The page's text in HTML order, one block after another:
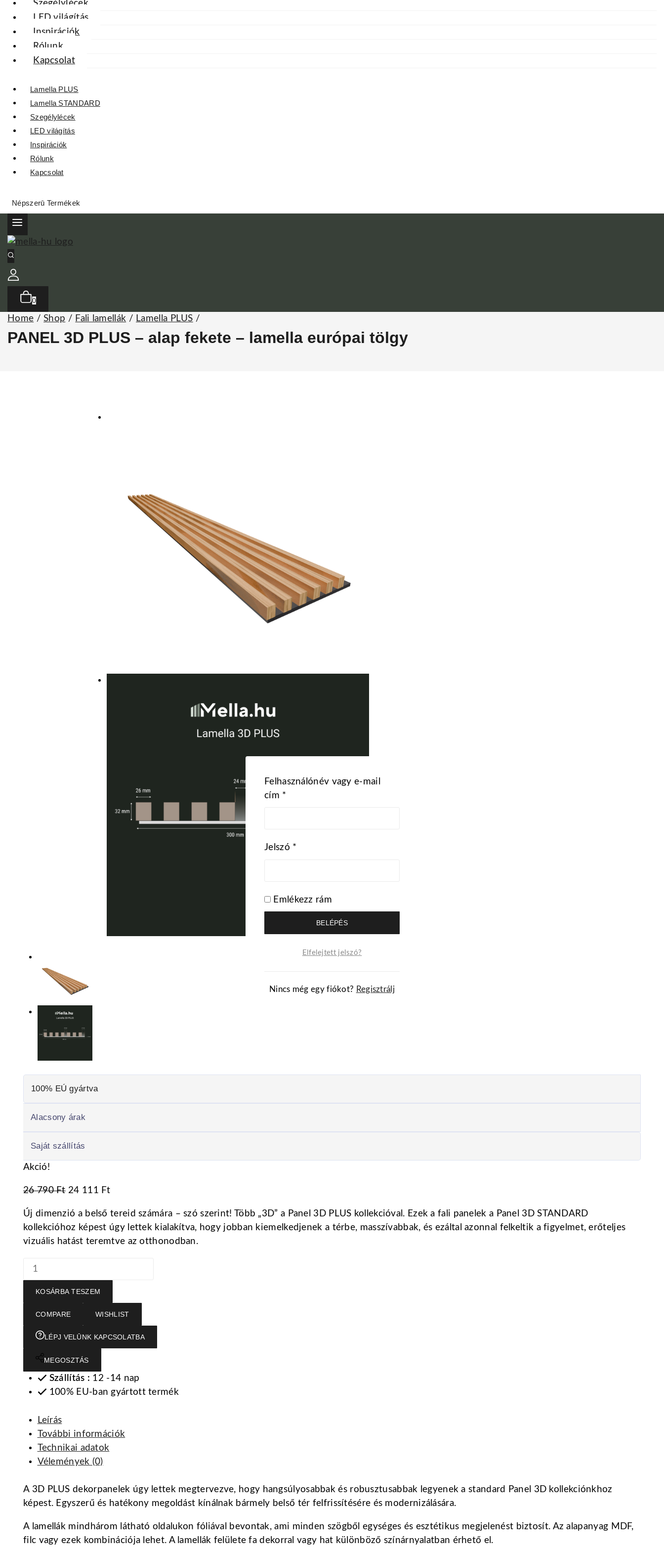
Szegélylécek
LED világítás
Inspirációk
Rólunk
Kapcsolat
Lamella PLUS
Lamella STANDARD
Szegélylécek
LED világítás
Inspirációk
Rólunk
Kapcsolat
Népszerū Termékek
0
Home / Shop / Fali lamellák / Lamella PLUS /
PANEL 3D PLUS – alap fekete – lamella európai tölgy
100% EÚ gyártva
Alacsony árak
Saját szállítás
Akció!
26 790Ft Original
was:
26
790 Ft.
24 111 FtCurrent
is:
24
111 Ft.
Új dimenzió a belső tereid számára – szó szerint! Több „3D” a Panel 3D PLUS kollekcióval. Ezek a fali panelek a Panel 3D STANDARD
kollekcióhoz képest úgy lettek kialakítva, hogy jobban kiemelkedjenek a térbe, masszívabbak, és ezáltal azonnal felkeltik a figyelmet, erőteljes
vizuális hatást teremtve az otthonodban.
PANEL
3D
PLUS
-
alap
fekete
–
lamella
európai
tölgy
KOSÁRBA TESZEM
COMPARE WISHLIST
LÉPJ VELŪNK KAPCSOLATBA
MEGOSZTÁS
Szállítás : 12 -14 nap
100% EU-ban gyártott termék
Leírás
További információk
Technikai adatok
Vélemények (0)
A 3D PLUS dekorpanelek úgy lettek megtervezve, hogy hangsúlyosabbak és robusztusabbak legyenek a standard Panel 3D kollekciónkhoz
képest. Egyszerű és hatékony megoldást kínálnak bármely belső tér felfrissítésére és modernizálására.
A lamellák mindhárom látható oldalukon fóliával bevontak, ami minden szögből egységes és esztétikus megjelenést biztosít. Az alapanyag MDF,
filc vagy ezek kombinációja lehet. A lamellák felülete fa dekorral vagy hat különböző színárnyalatban érhető el.
Felhasználónév vagy e-mail
cím *
Jelszó *
Emlékezz rám
BELÉPÉS
Elfelejtett jelszó?
Nincs még egy fiókot? Regisztrálj